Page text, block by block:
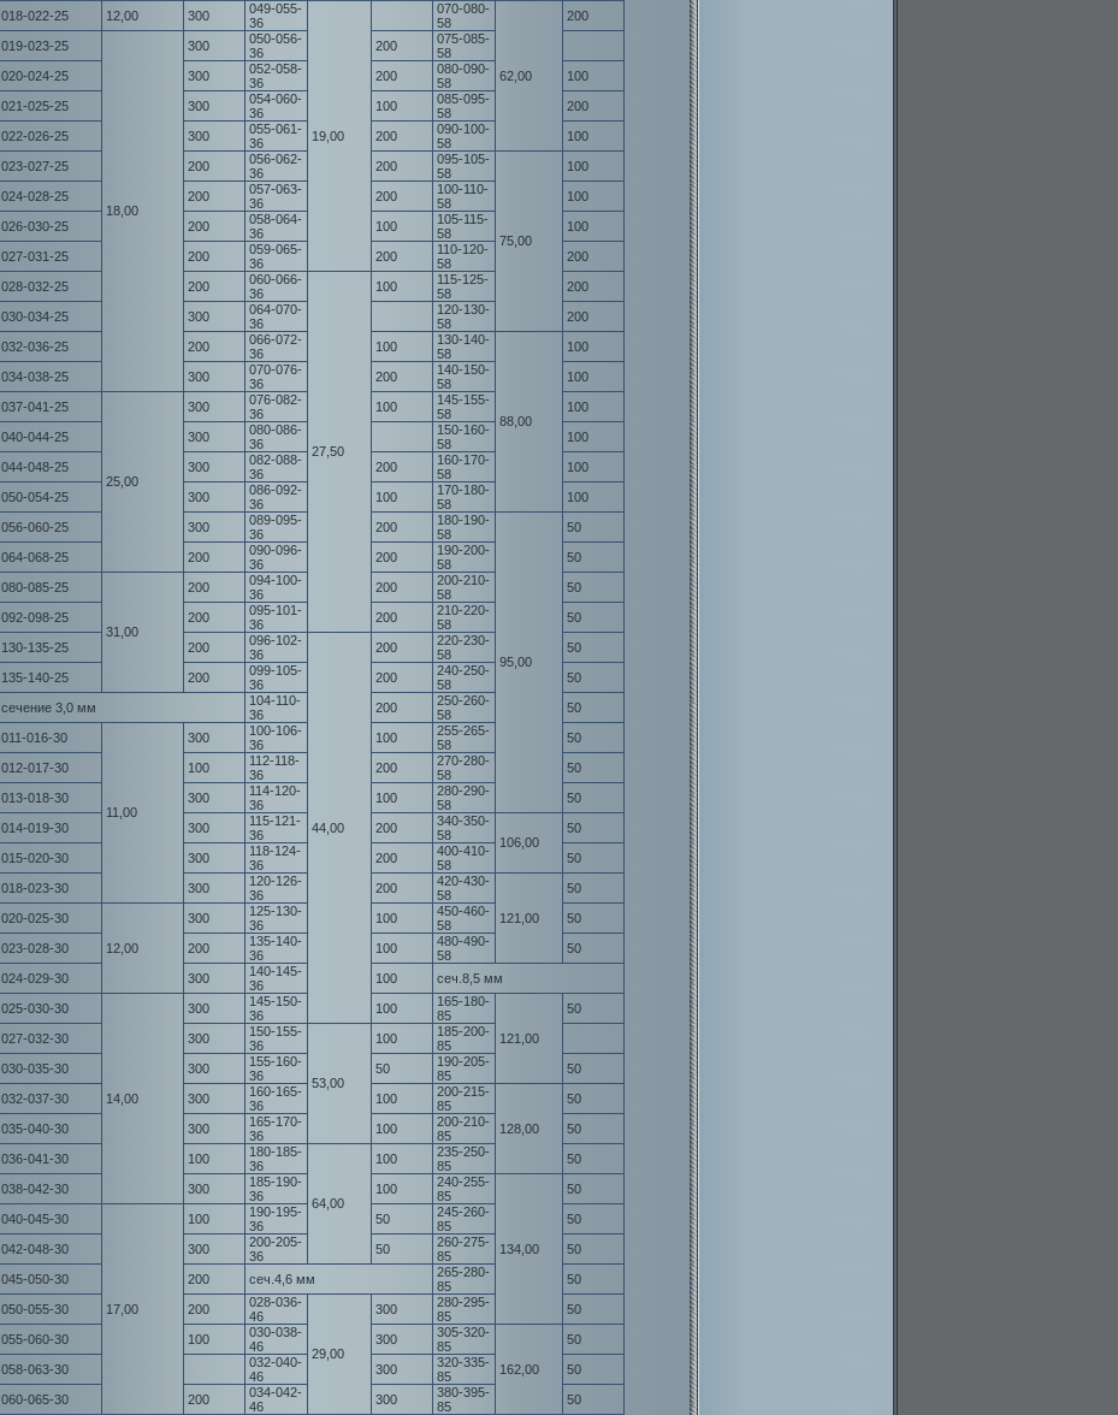
018-022-25 12,00 300
049-055-
36
19,00
070-080-
58
62,00
200
019-023-25
18,00
300
050-056-
36
200
075-085-
58
020-024-25
300
052-058-
36
200
080-090-
58
100
021-025-25 300
054-060-
36
100
085-095-
58
200
022-026-25 300
055-061-
36
200
090-100-
58
100
023-027-25 200
056-062-
36
200
095-105-
58
75,00
100
024-028-25 200
057-063-
36
200
100-110-
58
100
026-030-25 200
058-064-
36
100
105-115-
58
100
027-031-25 200
059-065-
36
200
110-120-
58
200
028-032-25 200
060-066-
36
27,50
100
115-125-
58
200
030-034-25 300
064-070-
36
120-130-
58
200
032-036-25 200
066-072-
36
100
130-140-
58
88,00
100
034-038-25 300
070-076-
36
200
140-150-
58
100
037-041-25
25,00
300
076-082-
36
100
145-155-
58
100
040-044-25 300
080-086-
36
150-160-
58
100
044-048-25 300
082-088-
36
200
160-170-
58
100
050-054-25 300
086-092-
36
100
170-180-
58
100
056-060-25 300
089-095-
36
200
180-190-
58
95,00
50
064-068-25 200
090-096-
36
200
190-200-
58
50
080-085-25
31,00
200
094-100-
36
200
200-210-
58
50
092-098-25 200
095-101-
36
200
210-220-
58
50
130-135-25 200
096-102-
36
44,00
200
220-230-
58
50
135-140-25 200
099-105-
36
200
240-250-
58
50
сечение 3,0 мм
104-110-
36
200
250-260-
58
50
011-016-30
11,00
300
100-106-
36
100
255-265-
58
50
012-017-30 100
112-118-
36
200
270-280-
58
50
013-018-30 300
114-120-
36
100
280-290-
58
50
014-019-30 300
115-121-
36
200
340-350-
58
106,00
50
015-020-30 300
118-124-
36
200
400-410-
58
50
018-023-30 300
120-126-
36
200
420-430-
58
121,00
50
020-025-30
12,00
300
125-130-
36
100
450-460-
58
50
023-028-30 200
135-140-
36
100
480-490-
58
50
024-029-30 300
140-145-
36
100 сеч.8,5 мм
025-030-30
14,00
300
145-150-
36
100
165-180-
85
121,00
50
027-032-30 300
150-155-
36
53,00
100
185-200-
85
030-035-30
300
155-160-
36
50
190-205-
85
50
032-037-30 300
160-165-
36
100
200-215-
85
128,00
50
035-040-30 300
165-170-
36
100
200-210-
85
50
036-041-30 100
180-185-
36
64,00
100
235-250-
85
50
038-042-30 300
185-190-
36
100
240-255-
85
134,00
50
040-045-30
17,00
100
190-195-
36
50
245-260-
85
50
042-048-30 300
200-205-
36
50
260-275-
85
50
045-050-30 200 сеч.4,6 мм
265-280-
85
50
050-055-30 200
028-036-
46
29,00
300
280-295-
85
50
055-060-30 100
030-038-
46
300
305-320-
85
162,00
50
058-063-30
032-040-
46
300
320-335-
85
50
060-065-30 200
034-042-
46
300
380-395-
85
50